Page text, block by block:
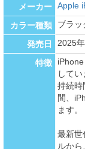
メーカー Apple
カラー種類 ブラ
発売日 2025
特徴
して
持続時
間、
ます。
最新世
ルか